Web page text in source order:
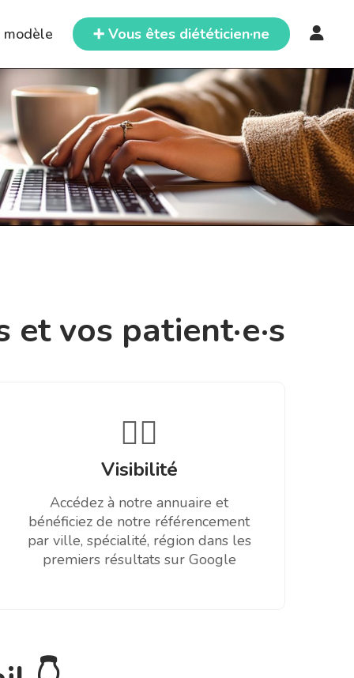
➕ Vous êtes diététicien·ne
vos patient·e·s
🧑‍⚕️
Visibilité
Accédez à notre annuaire et
bénéficiez de notre référencement
par ville, spécialité, région dans les
premiers résultats sur Google